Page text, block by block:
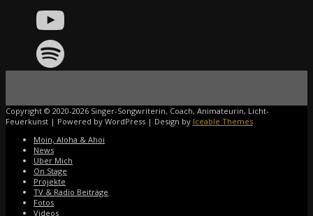
YouTube
Spotify
Copyright © 2020-2026 Singer-Songwriterin, Coach, Animateurin, Licht-
Feuerkunst | Powered by WordPress | Design by Iceable Themes
Moin, Aloha & Ahoi
News
Über Mich
On Stage
Projekte
TV & Radio Beiträge
Fotos
Videos